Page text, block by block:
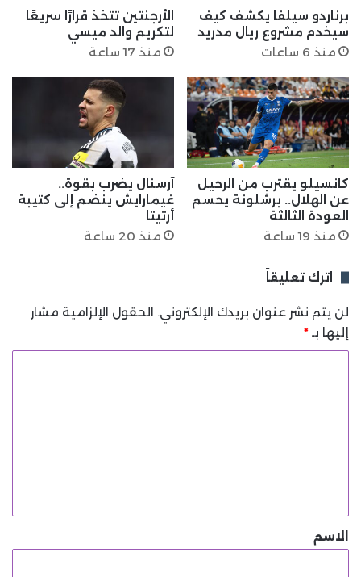
برناردو سيلفا يكشف كيف
سيخدم مشروع ريال مدريد
منذ 6 ساعات
الأرجنتين تتخذ قرارًا سريعًا
لتكريم والد ميسي
منذ 17 ساعة
كانسيلو يقترب من الرحيل
عن الهلال.. برشلونة يحسم
العودة الثالثة
منذ 19 ساعة
آرسنال يضرب بقوة..
غيمارايش ينضم إلى كتيبة
أرتيتا
منذ 20 ساعة
اترك تعليقاً
لن يتم نشر عنوان بريدك الإلكتروني. الحقول الإلزامية مشار
إليها بـ *
*الاسم